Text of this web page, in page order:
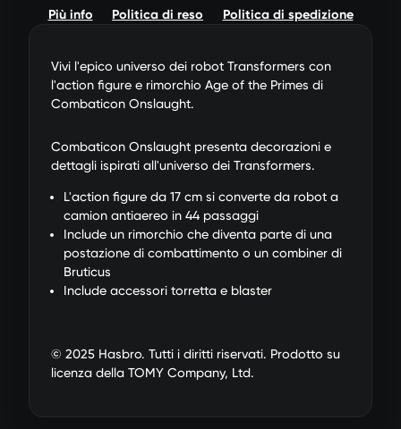
Più info Politica di reso Politica di spedizione
Vivi l'epico universo dei robot Transformers con
l'action figure e rimorchio Age of the Primes di
Combaticon Onslaught.
Combaticon Onslaught presenta decorazioni e
dettagli ispirati all'universo dei Transformers.
L'action figure da 17 cm si converte da robot a
camion antiaereo in 44 passaggi
Include un rimorchio che diventa parte di una
postazione di combattimento o un combiner di
Bruticus
Include accessori torretta e blaster
© 2025 Hasbro. Tutti i diritti riservati. Prodotto su
licenza della TOMY Company, Ltd.